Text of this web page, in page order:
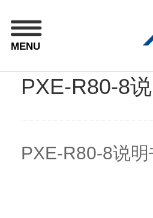
MENU
PXE-R80-8
PXE-R80-8说明